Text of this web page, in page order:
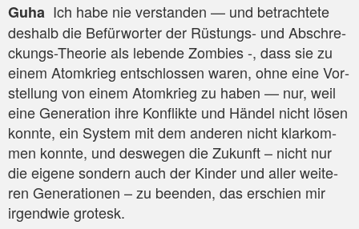
Guha Ich habe nie ver­stan­den — und betrach­te­te
des­halb die Befür­wor­ter der Rüs­tungs- und Abschre­
ckungs-Theo­rie als leben­de Zom­bies -, dass sie zu
einem Atom­krieg ent­schlos­sen waren, ohne eine Vor­
stel­lung von einem Atom­krieg zu haben — nur, weil
eine Gene­ra­ti­on ihre Kon­flik­te und Hän­del nicht lösen
konn­te, ein Sys­tem mit dem ande­ren nicht klar­kom­
men konn­te, und des­we­gen die Zukunft – nicht nur
die eige­ne son­dern auch der Kin­der und aller wei­te­
ren Gene­ra­tio­nen – zu been­den, das erschien mir
irgend­wie grotesk.